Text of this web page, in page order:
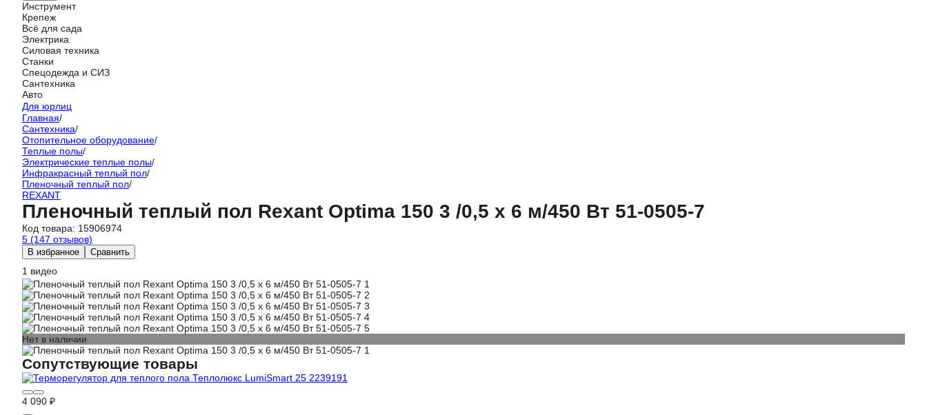
Инструмент
Крепеж
Всё для сада
Электрика
Силовая техника
Станки
Спецодежда и СИЗ
Сантехника
Авто
Для юрлиц
Главная/
Сантехника/
Отопительное оборудование/
Теплые полы/
Электрические теплые полы/
Инфракрасный теплый пол/
Пленочный теплый пол/
REXANT
Пленочный теплый пол Rexant Optima 150 3 /0,5 х 6 м/450 Вт 51-0505-7
Код товара: 15906974
5 (147 отзывов)
В избранное Сравнить
1 видео
Нет в наличии
Сопутствующие товары
4 090 ₽